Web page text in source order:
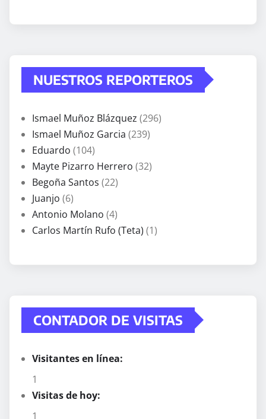
NUESTROS REPORTEROS
Ismael Muñoz Blázquez (296)
Ismael Muñoz Garcia (239)
Eduardo (104)
Mayte Pizarro Herrero (32)
Begoña Santos (22)
Juanjo (6)
Antonio Molano (4)
Carlos Martín Rufo (Teta) (1)
CONTADOR DE VISITAS
Visitantes en línea:
1
Visitas de hoy:
1